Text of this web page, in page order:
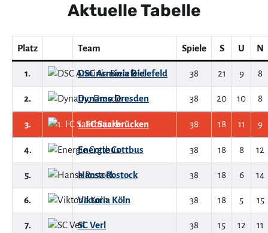
Aktuelle Tabelle
Platz Team Spiele S U N
1. DSC Arminia Bielefeld 38 21 9 8
2. Dynamo Dresden 38 20 10 8
3. 1. FC Saarbrücken 38 18 11 9
4. Energie Cottbus 38 18 8 12
5. Hansa Rostock 38 18 6 14
6. Viktoria Köln 38 18 5 15
7. SC Verl 38 15 12 11